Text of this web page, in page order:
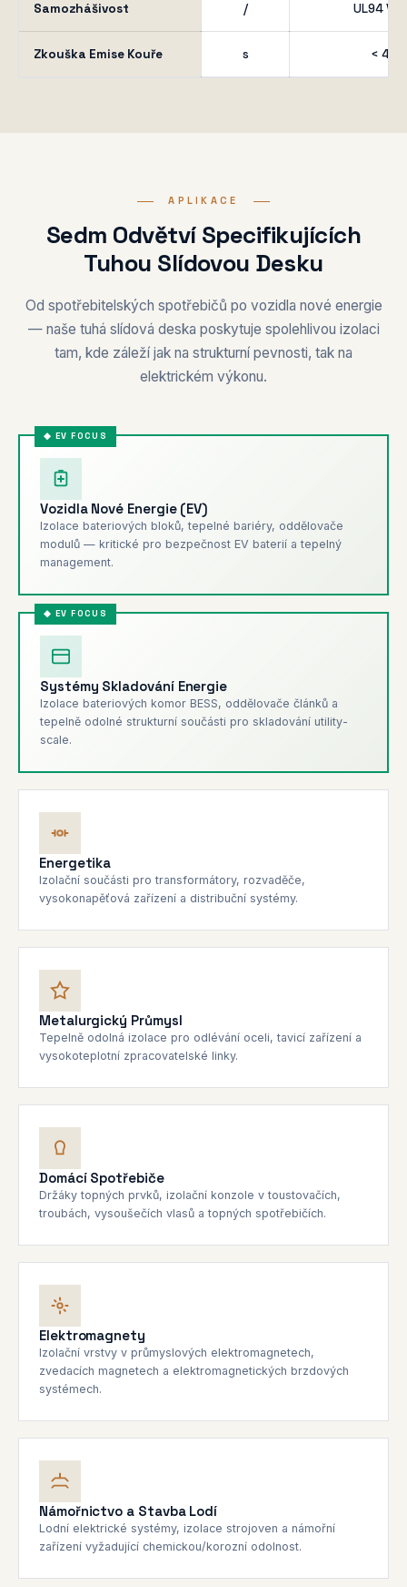
Samozhášivost / UL94 V-0
Zkouška Emise Kouře s < 4
APLIKACE
Sedm Odvětví Specifikujících
Tuhou Slídovou Desku
Od spotřebitelských spotřebičů po vozidla nové energie
— naše tuhá slídová deska poskytuje spolehlivou izolaci
tam, kde záleží jak na strukturní pevnosti, tak na
elektrickém výkonu.
Vozidla Nové Energie (EV)
Izolace bateriových bloků, tepelné bariéry, oddělovače
modulů — kritické pro bezpečnost EV baterií a tepelný
management.
Systémy Skladování Energie
Izolace bateriových komor BESS, oddělovače článků a
tepelně odolné strukturní součásti pro skladování utility-
scale.
Energetika
Izolační součásti pro transformátory, rozvaděče,
vysokonapěťová zařízení a distribuční systémy.
Metalurgický Průmysl
Tepelně odolná izolace pro odlévání oceli, tavicí zařízení a
vysokoteplotní zpracovatelské linky.
Domácí Spotřebiče
Držáky topných prvků, izolační konzole v toustovačích,
troubách, vysoušečích vlasů a topných spotřebičích.
Elektromagnety
Izolační vrstvy v průmyslových elektromagnetech,
zvedacích magnetech a elektromagnetických brzdových
systémech.
Námořnictvo a Stavba Lodí
Lodní elektrické systémy, izolace strojoven a námořní
zařízení vyžadující chemickou/korozní odolnost.